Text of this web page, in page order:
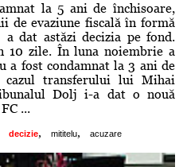
la 5 ani de închisoare,
de evaziune fiscală în formă
dat astăzi decizia pe fond.
10 zile. În luna noiembrie a
fost condamnat la 3 ani de
cazul transferului lui Mihai
Dolj i-a dat o nouă
...
decizie, mititelu, acuzare